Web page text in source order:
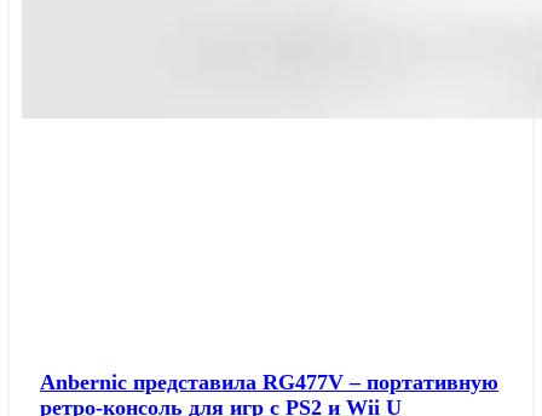
Anbernic представила RG477V – портативную
ретро-консоль для игр с PS2 и Wii U